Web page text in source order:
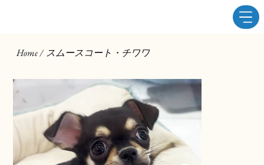
Home / スムースコート・チワワ